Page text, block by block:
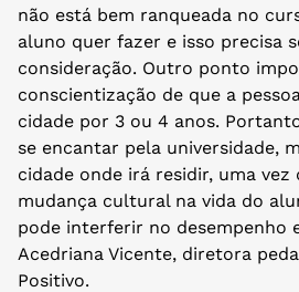
não está bem ranqueada no
aluno quer fazer e isso precisa
consideração. Outro ponto
conscientização de que a
cidade por 3 ou 4 anos.
se encantar pela universidade,
cidade onde irá residir, uma vez
mudança cultural na vida do
pode interferir no desempenho
Acedriana Vicente, diretora
Positivo.